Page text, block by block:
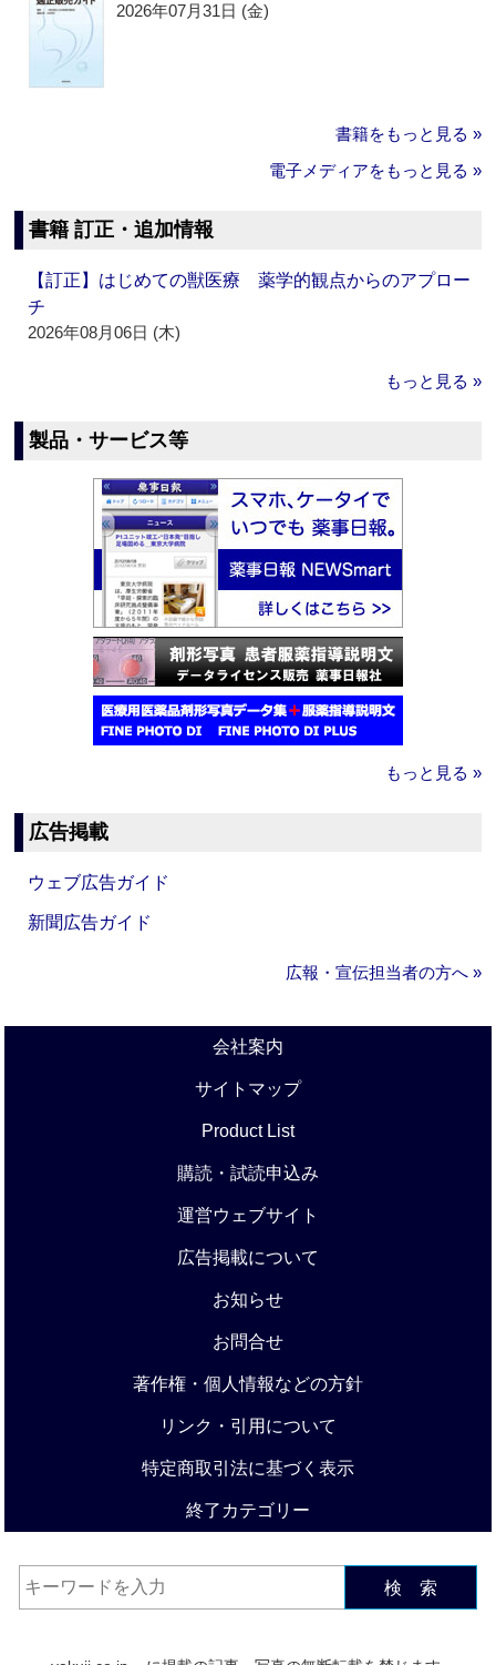
2026年07月31日 (金)
書籍をもっと見る »
電子メディアをもっと見る »
書籍 訂正・追加情報
【訂正】はじめての獣医療 薬学的観点からのアプロー
チ
2026年08月06日 (木)
もっと見る »
製品・サービス等
もっと見る »
広告掲載
ウェブ広告ガイド
新聞広告ガイド
広報・宣伝担当者の方へ »
会社案内
サイトマップ
Product List
購読・試読申込み
運営ウェブサイト
広告掲載について
お知らせ
お問合せ
著作権・個人情報などの方針
リンク・引用について
特定商取引法に基づく表示
終了カテゴリー
検 索